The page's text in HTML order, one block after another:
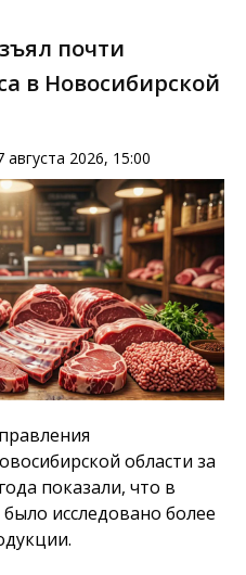
почти
в Новосибирской
августа 2026, 15:00
области за
показали, что в
исследовано более